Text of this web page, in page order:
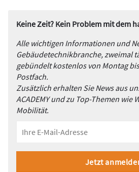
Keine Zeit? Kein Problem mit dem
Alle wichtigen Informationen und
Gebäudetechnikbranche, zweimal
gebündelt kostenlos von Montag
Postfach.
Zusätzlich erhalten Sie News aus
ACADEMY und zu Top-Themen wie
Mobilität.